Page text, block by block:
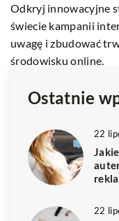
w
przykuć
dzieci.
kodowania
Ostatnie
22
22